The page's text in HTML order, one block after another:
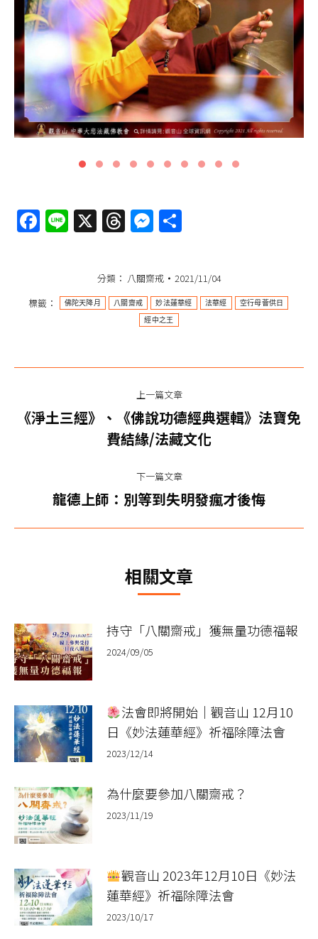
Facebook
Line
X Threads
Messenger
分類： 八關齋戒
2021/11/04
標籤：
佛陀天降月 八關齋戒 妙法蓮華經 法華經 空行母薈供日
經中之王
章
上一篇文章
上
一
文
章：
《淨土三經》、《佛說功德經典選輯》法寶免
費結緣/法藏文化
下一篇文章
下
章：
龍德上師：別等到失明發瘋才後悔
相關文章
持守「八關齋戒」獲無量功德福報
2024/09/05
法會即將開始｜觀音山 12月10
日《妙法蓮華經》祈福除障法會
2023/12/14
為什麼要參加八關齋戒？
2023/11/19
觀音山 2023年12月10日《妙法
蓮華經》祈福除障法會
2023/10/17